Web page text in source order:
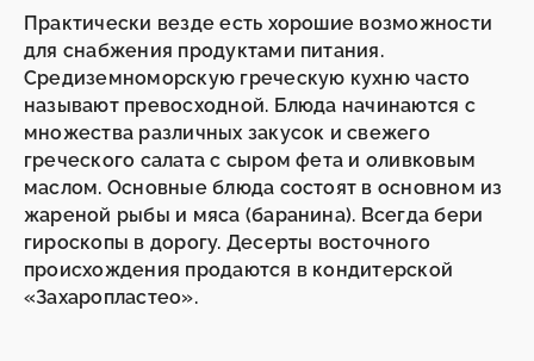
Практически везде есть хорошие возможности
для снабжения продуктами питания.
Средиземноморскую греческую кухню часто
называют превосходной. Блюда начинаются с
множества различных закусок и свежего
греческого салата с сыром фета и оливковым
маслом. Основные блюда состоят в основном из
жареной рыбы и мяса (баранина). Всегда бери
гироскопы в дорогу. Десерты восточного
происхождения продаются в кондитерской
«Захаропластео».